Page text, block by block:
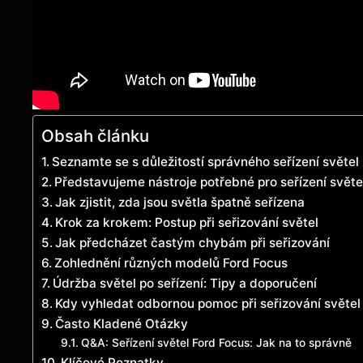
Obsah článku
Seznamte se s důležitostí správného seřízení světel
Představujeme nástroje potřebné pro seřízení
Jak zjistit, zda jsou světla špatně seřízena
Krok za krokem: Postup při seřizování světel
Jak předcházet častým chybám při seřizování
Zohlednění různých modelů Ford Focus
Údržba světel po seřízení: Tipy a doporučení
Kdy vyhledat odbornou pomoc při seřizování světel
Často Kladené Otázky
Q&A: Seřízení světel Ford Focus: Jak na to správně